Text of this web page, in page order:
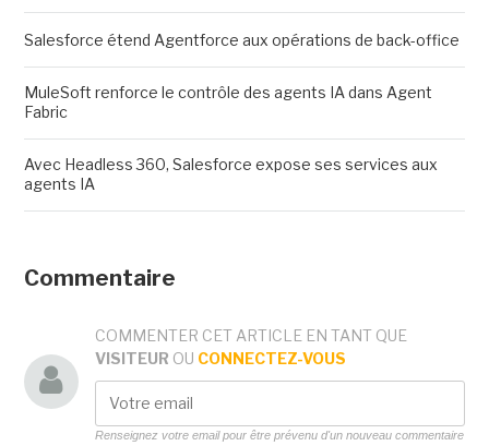
Salesforce étend Agentforce aux opérations de back-office
MuleSoft renforce le contrôle des agents IA dans Agent
Fabric
Avec Headless 360, Salesforce expose ses services aux
agents IA
Commentaire
COMMENTER CET ARTICLE EN TANT QUE
VISITEUR OU CONNECTEZ-VOUS
Renseignez votre email pour être prévenu d'un nouveau commentaire